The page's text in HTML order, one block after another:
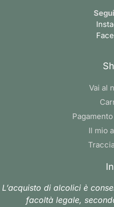
Vai al
Il mio
L’acquisto di alcolici è
facoltà legale,